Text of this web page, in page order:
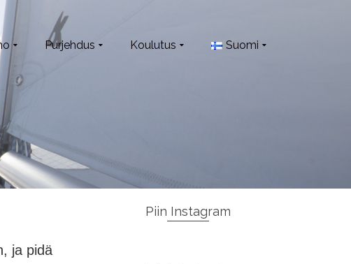
Purjehdus Koulutus Suomi
ja pidä
Piin Instagram